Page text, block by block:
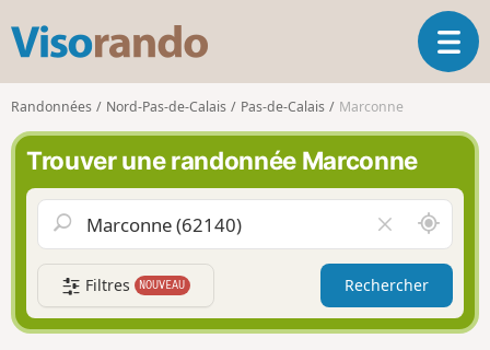
s
o
r
n
d
o
O
u
l
a
i
g
Randonnées Nord-Pas-de-Calais Pas-de-Calais Marconne
Trouver une randonnée Marconne
i
d
e
r
l
A
u
t
u
r
Filtres NOUVEAU Rechercher